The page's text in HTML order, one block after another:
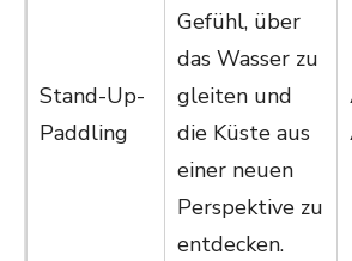
Stand-Up-
Paddling
Gefühl, über
das Wasser zu
gleiten und
die Küste aus
einer neuen
Perspektive zu
entdecken.